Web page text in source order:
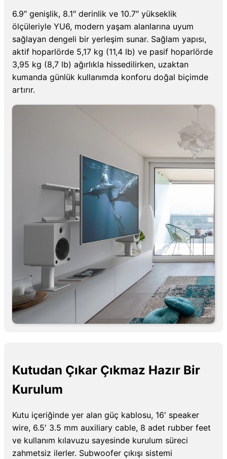
6.9″ genişlik, 8.1″ derinlik ve 10.7″ yükseklik
ölçüleriyle YU6, modern yaşam alanlarına uyum
sağlayan dengeli bir yerleşim sunar. Sağlam yapısı,
aktif hoparlörde 5,17 kg (11,4 lb) ve pasif hoparlörde
3,95 kg (8,7 lb) ağırlıkla hissedilirken, uzaktan
kumanda günlük kullanımda konforu doğal biçimde
artırır.
Kutudan Çıkar Çıkmaz Hazır Bir
Kurulum
Kutu içeriğinde yer alan güç kablosu, 16′ speaker
wire, 6.5′ 3.5 mm auxiliary cable, 8 adet rubber feet
ve kullanım kılavuzu sayesinde kurulum süreci
zahmetsiz ilerler. Subwoofer çıkışı sistemi